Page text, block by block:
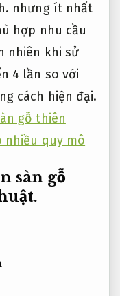
nhưng ít nhất
hợp nhu cầu
nhiên khi sử
4 lần so với
cách hiện đại.
gỗ thiên
nhiều quy mô
sàn gỗ